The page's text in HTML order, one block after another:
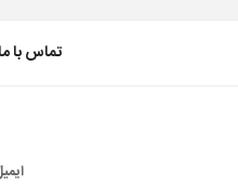
تماس با ما